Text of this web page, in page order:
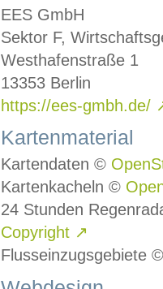
EES GmbH
Sektor F,
Westhafenstraße 1
13353 Berlin
https://ees-gmbh.de/
Kartenmaterial
Kartendaten ©
Kartenkacheln ©
24 Stunden
Copyright ↗
Flusseinzugsgebiete